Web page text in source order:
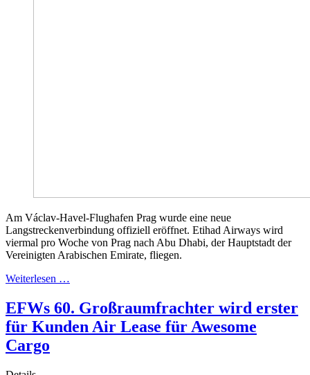
Am Václav-Havel-Flughafen Prag wurde eine neue
Langstreckenverbindung offiziell eröffnet. Etihad Airways wird
viermal pro Woche von Prag nach Abu Dhabi, der Hauptstadt der
Vereinigten Arabischen Emirate, fliegen.
Weiterlesen …
EFWs 60. Großraumfrachter wird erster
für Kunden Air Lease für Awesome
Cargo